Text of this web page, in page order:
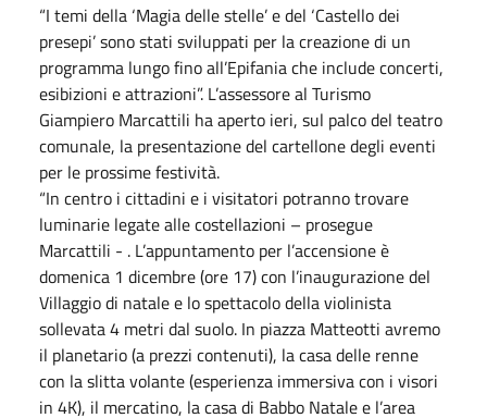
“I temi della ‘Magia delle stelle’ e del ‘Castello dei
presepi’ sono stati sviluppati per la creazione di un
programma lungo fino all’Epifania che include concerti,
esibizioni e attrazioni”. L’assessore al Turismo
Giampiero Marcattili ha aperto ieri, sul palco del teatro
comunale, la presentazione del cartellone degli eventi
per le prossime festività.
“In centro i cittadini e i visitatori potranno trovare
luminarie legate alle costellazioni – prosegue
Marcattili - . L’appuntamento per l’accensione è
domenica 1 dicembre (ore 17) con l’inaugurazione del
Villaggio di natale e lo spettacolo della violinista
sollevata 4 metri dal suolo. In piazza Matteotti avremo
il planetario (a prezzi contenuti), la casa delle renne
con la slitta volante (esperienza immersiva con i visori
in 4K), il mercatino, la casa di Babbo Natale e l’area